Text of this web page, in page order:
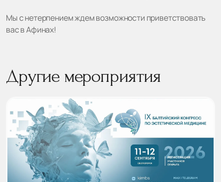
Мы с нетерпением ждем возможности приветствовать
вас в Афинах!
Другие мероприятия